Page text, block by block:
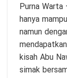
Purna Warta
hanya
namun
kisah Abu
simak